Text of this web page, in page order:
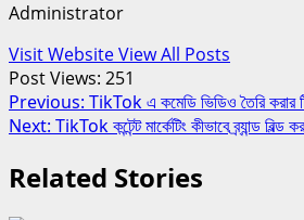
Administrator
Visit WebsiteView All Posts
Post Views: 251
Post
navigation
Previous: TikTok এ কমেডি ভিডিও তৈরি করার
Next: TikTok কন্টেন্ট মার্কেটিং কীভাবে ব্র্যান্ড বিল্ড
Related Stories